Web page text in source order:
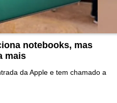
notebooks, mas
mais
da Apple e tem chamado a